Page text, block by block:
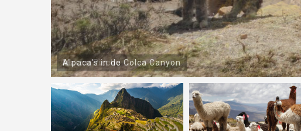
Alpaca's in de Colca Canyon